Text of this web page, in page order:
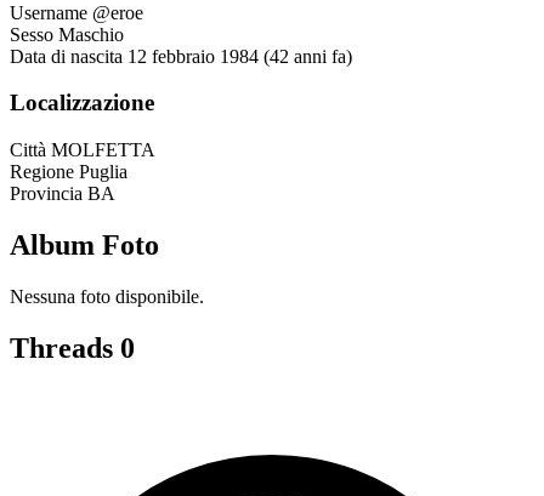
Username @eroe
Sesso Maschio
Data di nascita 12 febbraio 1984 (42 anni fa)
Localizzazione
Città MOLFETTA
Regione Puglia
Provincia BA
Album Foto
Nessuna foto disponibile.
Threads 0